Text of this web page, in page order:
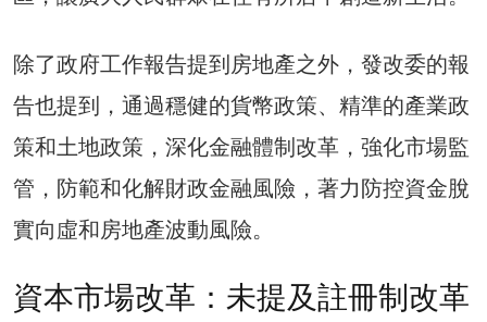
除了政府工作報告提到房地產之外，發改委的報
告也提到，通過穩健的貨幣政策、精準的產業政
策和土地政策，深化金融體制改革，強化市場監
管，防範和化解財政金融風險，著力防控資金脫
實向虛和房地產波動風險。
資本市場改革：未提及註冊制改革